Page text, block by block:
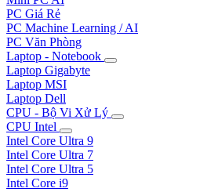
PC Giá Rẻ
PC Machine Learning / AI
PC Văn Phòng
Laptop - Notebook
Laptop Gigabyte
Laptop MSI
Laptop Dell
CPU - Bộ Vi Xử Lý
CPU Intel
Intel Core Ultra 9
Intel Core Ultra 7
Intel Core Ultra 5
Intel Core i9